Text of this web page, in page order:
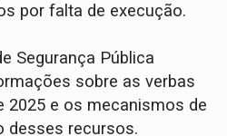
por falta de execução.
Segurança Pública
sobre as verbas
2025 e os mecanismos de
desses recursos.